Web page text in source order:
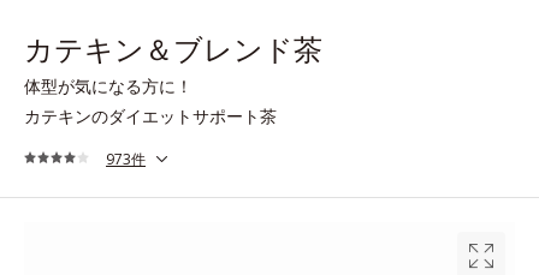
カテキン＆ブレンド茶
体型が気になる方に！
カテキンのダイエットサポート茶
973件